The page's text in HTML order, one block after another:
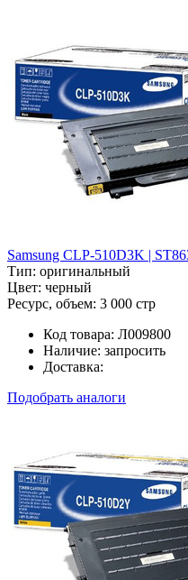
Samsung CLP-510D3K |
Тип: оригинальный
Цвет: черный
Ресурс, объем: 3 000 стр
Код товара: Л009800
Наличие: запросить
Доставка:
Подобрать аналоги